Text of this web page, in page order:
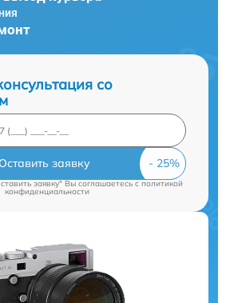
со
Оставить заявку
заявку" Вы соглашаетесь cполитикой
конфиденциальности